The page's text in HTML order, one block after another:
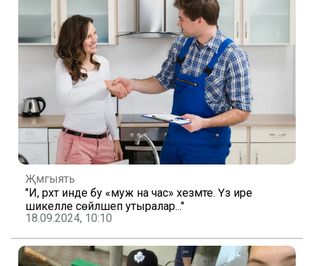
Җәмгыять
"И, рәхәт инде бу «муж на час» хезмәте. Үз ире
шикелле сөйләшеп утыралар..."
18.09.2024, 10:10